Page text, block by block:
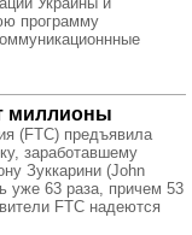
программу
миллионы
(FTC) предъявила
заработавшему
Зуккарини (John
уже 63 раза, причем 53
FTC надеются